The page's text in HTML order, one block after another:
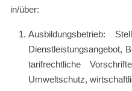
in/über:
Ausbildungsbetrieb:
Dienstleistungsangebot,
tarifrechtliche
Umweltschutz,